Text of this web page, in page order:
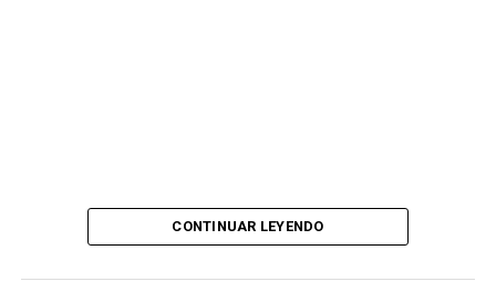
CONTINUAR LEYENDO